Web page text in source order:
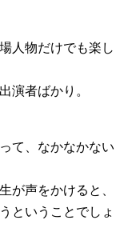
人物だけでも楽し
演者ばかり。
て、なかなかない
が声をかけると、
ということでしょ